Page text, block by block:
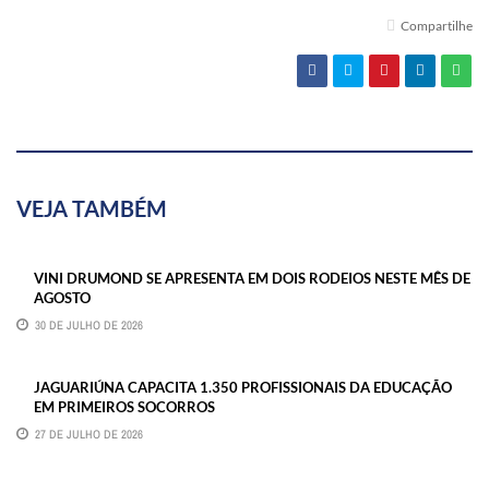
Compartilhe
VEJA TAMBÉM
VINI DRUMOND SE APRESENTA EM DOIS RODEIOS NESTE MÊS DE
AGOSTO
30 DE JULHO DE 2026
JAGUARIÚNA CAPACITA 1.350 PROFISSIONAIS DA EDUCAÇÃO
EM PRIMEIROS SOCORROS
27 DE JULHO DE 2026